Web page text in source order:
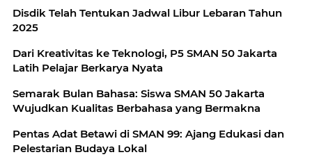
Disdik Telah Tentukan Jadwal Libur Lebaran Tahun
2025
Dari Kreativitas ke Teknologi, P5 SMAN 50 Jakarta
Latih Pelajar Berkarya Nyata
Semarak Bulan Bahasa: Siswa SMAN 50 Jakarta
Wujudkan Kualitas Berbahasa yang Bermakna
Pentas Adat Betawi di SMAN 99: Ajang Edukasi dan
Pelestarian Budaya Lokal